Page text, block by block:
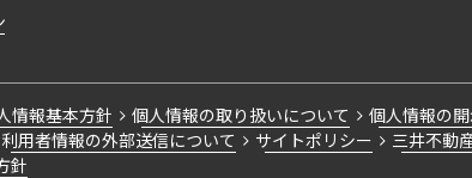
情報基本方針 個人情報の取り扱いについて
個人情報の
利用者情報の外部送信について サイトポリシー
三井不動
針